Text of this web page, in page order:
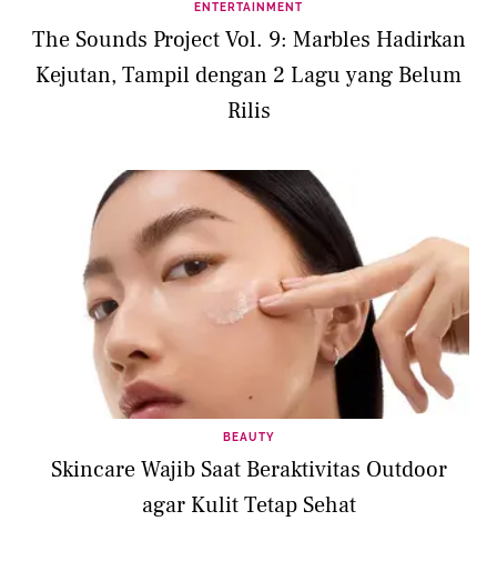
ENTERTAINMENT
The Sounds Project Vol. 9: Marbles Hadirkan
Kejutan, Tampil dengan 2 Lagu yang Belum
Rilis
BEAUTY
Skincare Wajib Saat Beraktivitas Outdoor
agar Kulit Tetap Sehat